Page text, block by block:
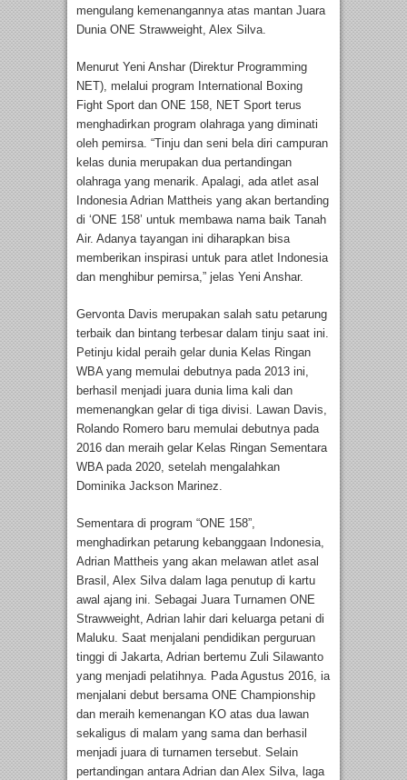
mengulang kemenangannya atas mantan Juara
Dunia ONE Strawweight, Alex Silva.
Menurut Yeni Anshar (Direktur Programming
NET), melalui program International Boxing
Fight Sport dan ONE 158, NET Sport terus
menghadirkan program olahraga yang diminati
oleh pemirsa. “Tinju dan seni bela diri campuran
kelas dunia merupakan dua pertandingan
olahraga yang menarik. Apalagi, ada atlet asal
Indonesia Adrian Mattheis yang akan bertanding
di ‘ONE 158’ untuk membawa nama baik Tanah
Air. Adanya tayangan ini diharapkan bisa
memberikan inspirasi untuk para atlet Indonesia
dan menghibur pemirsa,” jelas Yeni Anshar.
Gervonta Davis merupakan salah satu petarung
terbaik dan bintang terbesar dalam tinju saat ini.
Petinju kidal peraih gelar dunia Kelas Ringan
WBA yang memulai debutnya pada 2013 ini,
berhasil menjadi juara dunia lima kali dan
memenangkan gelar di tiga divisi. Lawan Davis,
Rolando Romero baru memulai debutnya pada
2016 dan meraih gelar Kelas Ringan Sementara
WBA pada 2020, setelah mengalahkan
Dominika Jackson Marinez.
Sementara di program “ONE 158”,
menghadirkan petarung kebanggaan Indonesia,
Adrian Mattheis yang akan melawan atlet asal
Brasil, Alex Silva dalam laga penutup di kartu
awal ajang ini. Sebagai Juara Turnamen ONE
Strawweight, Adrian lahir dari keluarga petani di
Maluku. Saat menjalani pendidikan perguruan
tinggi di Jakarta, Adrian bertemu Zuli Silawanto
yang menjadi pelatihnya. Pada Agustus 2016, ia
menjalani debut bersama ONE Championship
dan meraih kemenangan KO atas dua lawan
sekaligus di malam yang sama dan berhasil
menjadi juara di turnamen tersebut. Selain
pertandingan antara Adrian dan Alex Silva, laga